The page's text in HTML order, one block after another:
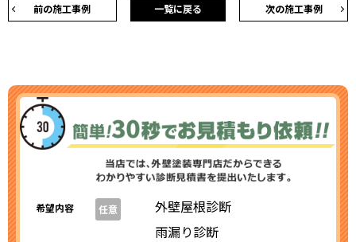
前の施工事例 次の施工事例
一覧に戻る
希望内容 任意
外壁屋根診断
雨漏り診断